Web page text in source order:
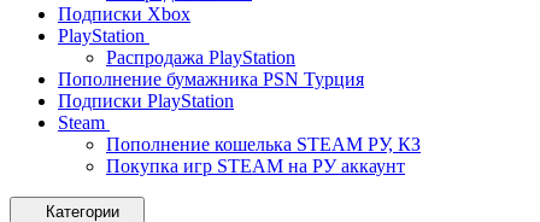
Подписки Xbox
PlayStation
Распродажа PlayStation
Пополнение бумажника PSN Турция
Подписки PlayStation
Steam
Пополнение кошелька STEAM РУ, КЗ
Покупка игр STEAM на РУ аккаунт
Категории